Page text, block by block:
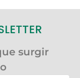
surgir